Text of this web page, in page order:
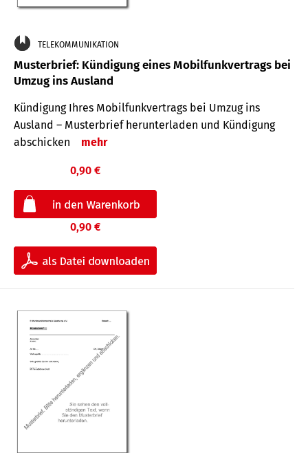
TELEKOMMUNIKATION
Musterbrief: Kündigung eines Mobilfunkvertrags bei
Umzug ins Ausland
Kündigung Ihres Mobilfunkvertrags bei Umzug ins
Ausland – Musterbrief herunterladen und Kündigung
abschicken
mehr
0,90 €
0,90 €